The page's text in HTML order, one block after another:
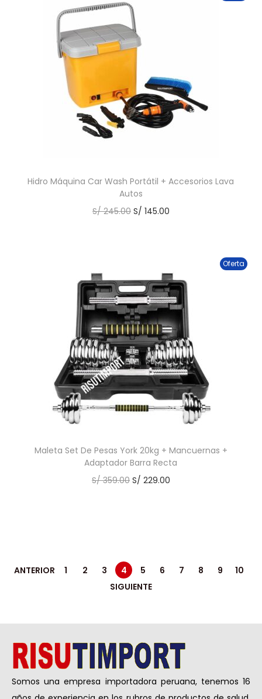
Hidro Máquina Car Wash Portátil + Accesorios Lava
Autos
S/245.00 S/ 145.00
Oferta
Maleta Set De Pesas York 20kg + Mancuernas +
Adaptador Barra Recta
S/359.00 S/ 229.00
ANTERIOR 1 2 3 4 5 6 7 8 9
10
SIGUIENTE
Somos una empresa importadora peruana, tenemos 16